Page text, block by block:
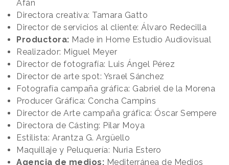
Afán
Directora creativa: Tamara Gatto
Director de servicios al cliente: Álvaro Redecilla
Productora: Made in Home Estudio Audiovisual
Realizador: Miguel Meyer
Director de fotografía: Luis Ángel Pérez
Director de arte spot: Ysrael Sánchez
Fotografía campaña gráfica: Gabriel de la Morena
Producer Gráfica: Concha Campins
Director de Arte campaña gráfica: Óscar Sempere
Directora de Cásting: Pilar Moya
Estilista: Arantza G. Argüello
Maquillaje y Peluquería: Nuria Estero
Agencia de medios: Mediterránea de Medios